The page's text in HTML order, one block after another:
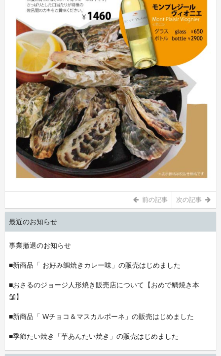
前の記事 次の記事
最近のお知らせ
事業撤退のお知らせ
■新商品「 お好み鯛焼きカレー味」の販売はじめました
■おさるのジョージ人形焼き販売店について【おめで鯛焼き本
舗】
■新商品「 Wチョコ＆マスカルポーネ」の販売はじめました
■季節たい焼き「芋あんたい焼き」の販売はじめました